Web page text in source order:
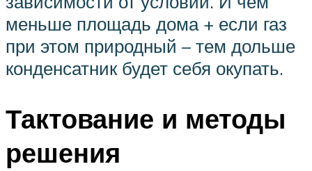
меньше площадь дома + если газ
при этом природный – тем дольше
конденсатник будет себя окупать.
Тактование и методы
решения